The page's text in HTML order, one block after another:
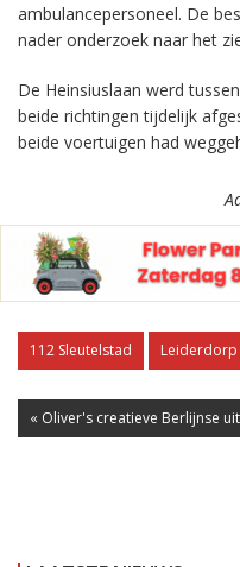
ambulancepersoneel. De
nader onderzoek naar het
De Heinsiuslaan werd
beide richtingen tijdelijk
beide voertuigen had
112 Sleutelstad Leiderdorp
« Oliver's creatieve Berlijnse